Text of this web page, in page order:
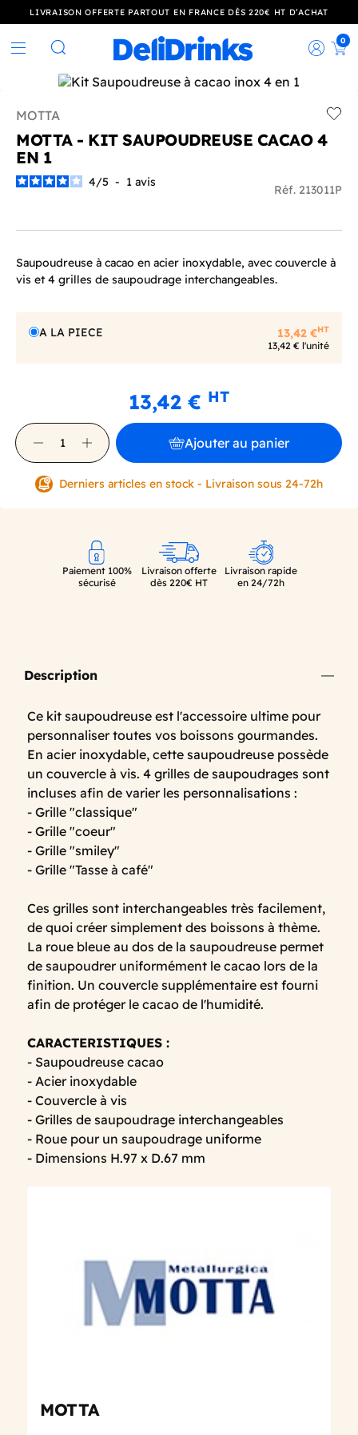
LIVRAISON OFFERTE PARTOUT EN FRANCE DÈS 220€ HT D’ACHAT
Rechercher
0
MOTTA
MOTTA - KIT SAUPOUDREUSE CACAO 4
EN 1
4/5 - 1 avis
Réf. 213011P
Saupoudreuse à cacao en acier inoxydable, avec couvercle à
vis et 4 grilles de saupoudrage interchangeables.
A LA PIECE 13,42 €HT
13,42 € l'unité
13,42 € HT
Ajouter au panier
Derniers articles en stock - Livraison sous 24-72h
Paiement 100%
sécurisé
Livraison offerte
dès 220€ HT
Livraison rapide
en 24/72h
Description
Ce kit saupoudreuse est l'accessoire ultime pour
personnaliser toutes vos boissons gourmandes.
En acier inoxydable, cette saupoudreuse possède
un couvercle à vis. 4 grilles de saupoudrages sont
incluses afin de varier les personnalisations :
- Grille "classique"
- Grille "coeur"
- Grille "smiley"
- Grille "Tasse à café"
Ces grilles sont interchangeables très facilement,
de quoi créer simplement des boissons à thème.
La roue bleue au dos de la saupoudreuse permet
de saupoudrer uniformément le cacao lors de la
finition. Un couvercle supplémentaire est fourni
afin de protéger le cacao de l'humidité.
CARACTERISTIQUES :
- Saupoudreuse cacao
- Acier inoxydable
- Couvercle à vis
- Grilles de saupoudrage interchangeables
- Roue pour un saupoudrage uniforme
- Dimensions H.97 x D.67 mm
MOTTA